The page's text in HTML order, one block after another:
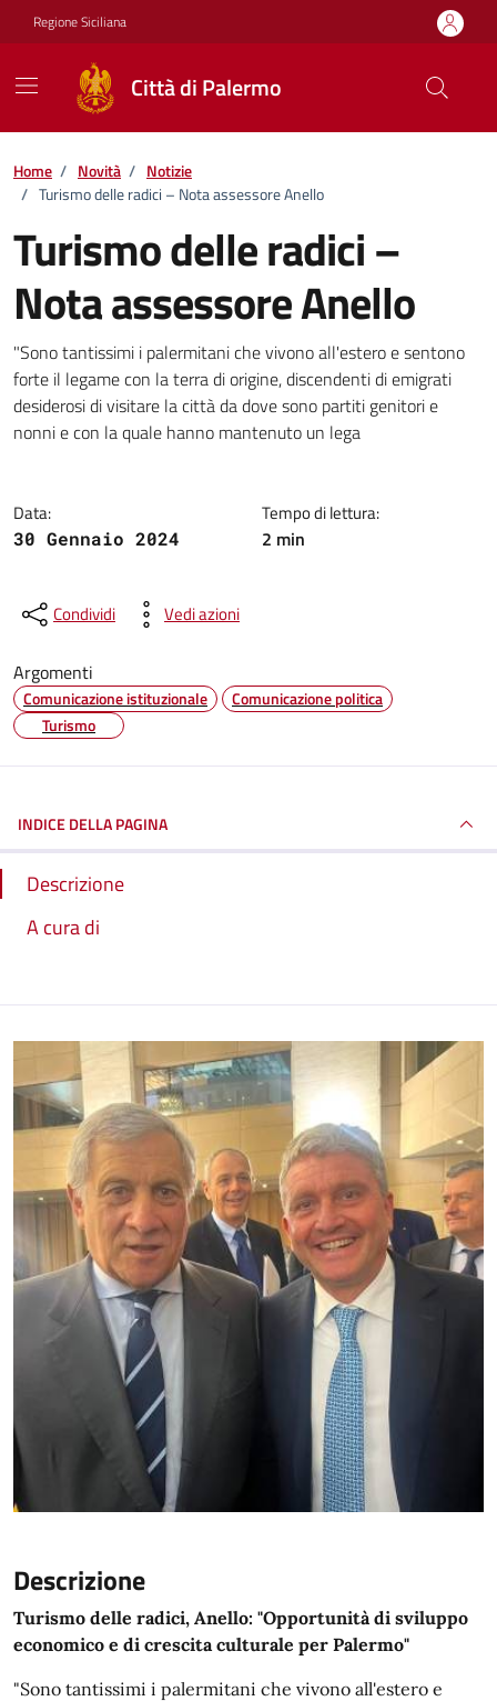
Vai ai contenuti
Vai al footer
Regione Siciliana
Città di Palermo
Home / Novità / Notizie
/ Turismo delle radici – Nota assessore Anello
Turismo delle radici –
Nota assessore Anello
Dettagli della notizia
"Sono tantissimi i palermitani che vivono all'estero e sentono
forte il legame con la terra di origine, discendenti di emigrati
desiderosi di visitare la città da dove sono partiti genitori e
nonni e con la quale hanno mantenuto un lega
Data:
30 Gennaio 2024
Tempo di lettura:
2 min
Condividi Vedi azioni
Argomenti
Comunicazione istituzionale
Comunicazione politica
Turismo
INDICE DELLA PAGINA
Descrizione
A cura di
Descrizione
Turismo delle radici, Anello: "Opportunità di sviluppo
economico e di crescita culturale per Palermo"
"Sono tantissimi i palermitani che vivono all'estero e